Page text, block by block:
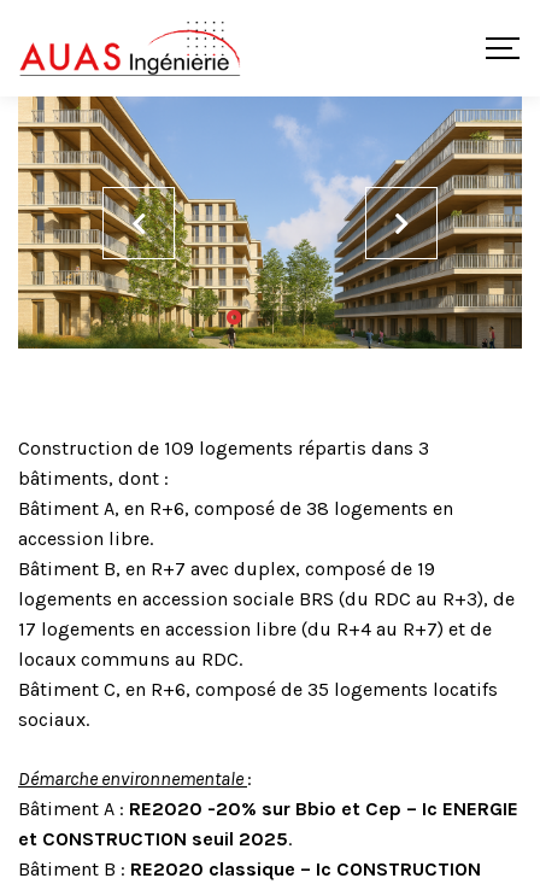
Construction de 109 logements répartis dans 3
bâtiments, dont :
Bâtiment A, en R+6, composé de 38 logements en
accession libre.
Bâtiment B, en R+7 avec duplex, composé de 19
logements en accession sociale BRS (du RDC au R+3), de
17 logements en accession libre (du R+4 au R+7) et de
locaux communs au RDC.
Bâtiment C, en R+6, composé de 35 logements locatifs
sociaux.
Démarche environnementale :
Bâtiment A : RE2020 -20% sur Bbio et Cep – Ic ENERGIE
et CONSTRUCTION seuil 2025.
Bâtiment B : RE2020 classique – Ic CONSTRUCTION